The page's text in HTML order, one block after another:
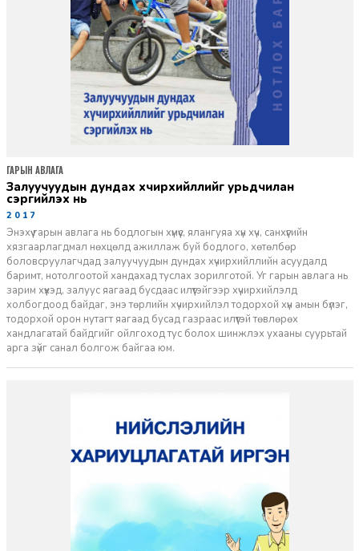
Залуучуудын дундах хүчирхийллийг урьдчилан
сэргийлэх нь
2017-02-10
Энэхүү гарын авлага нь бодлогын хүмүүс, ялангуяа хүн хүч, санхүүгийн
хязгаарлагдмал нөхцөлд ажиллаж буй бодлого, хөтөлбөр
боловсруулагчдад залуучуудын дундах хүчирхийллийн асуудалд
баримт, нотолгоотой хандахад туслах зорилготой. Уг гарын авлага нь
зарим хүүхэд, залуус яагаад бусдаас илүүтэйгээр хүчирхийлэлд
холбогдоод байдаг, энэ төрлийн хүчирхийлэл тодорхой хүн амын бүлэг,
тодорхой орон нутагт яагаад бусад газраас илүүтэй төвлөрөх
хандлагатай байдгийг ойлгоход тус болох шинжлэх ухааны суурьтай
арга зүйг санал болгож байгаа юм.
ГАРЫН АВЛАГА